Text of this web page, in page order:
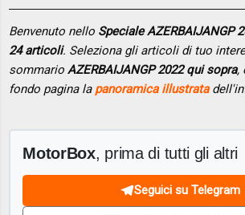
Benvenuto nello Speciale AZERBAIJANGP
24 articoli. Seleziona gli articoli di tuo
sommarioAZERBAIJANGP 2022 qui sopra,
fondo pagina la panoramica illustrata
MotorBox, prima di tutti gli altri
Seguici su Telegram